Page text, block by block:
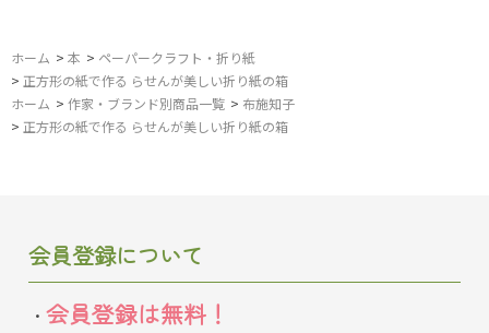
ホーム > 本 > ペーパークラフト・折り紙
> 正方形の紙で作る らせんが美しい折り紙の箱
ホーム > 作家・ブランド別商品一覧 > 布施知子
> 正方形の紙で作る らせんが美しい折り紙の箱
会員登録について
会員登録は無料！